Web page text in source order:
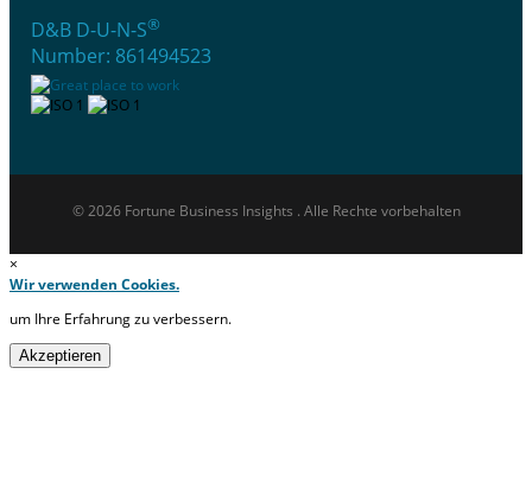
D&B D-U-N-S®
Number: 861494523
© 2026 Fortune Business Insights . Alle Rechte vorbehalten
×
Wir verwenden Cookies.
um Ihre Erfahrung zu verbessern.
Akzeptieren